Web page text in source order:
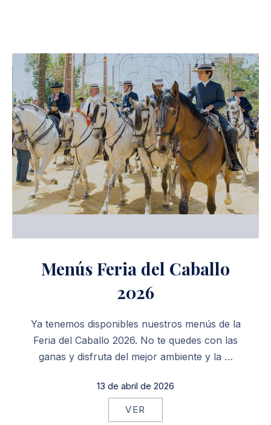
Menús Feria del Caballo
2026
Ya tenemos disponibles nuestros menús de la
Feria del Caballo 2026. No te quedes con las
ganas y disfruta del mejor ambiente y la …
13 de abril de 2026
VER